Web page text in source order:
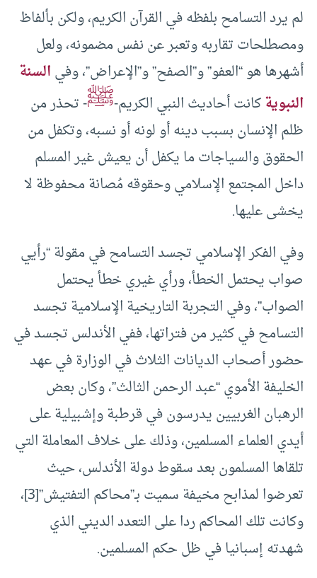
لم يرد التسامح بلفظه في القرآن الكريم، ولكن بألفاظ
ومصطلحات تقاربه وتعبر عن نفس مضمونه، ولعل
أشهرها هو “العفو” و”الصفح” و”الإعراض”، وفيالسنة
النبويةكانت أحاديث النبي الكريم-ﷺ- تحذر من
ظلم الإنسان بسبب دينه أو لونه أو نسبه، وتكفل من
الحقوق والسياجات ما يكفل أن يعيش غير المسلم
داخل المجتمع الإسلامي وحقوقه مُصانة محفوظة لا
يخشى عليها.
وفي الفكر الإسلامي تجسد التسامح في مقولة “رأيي
صواب يحتمل الخطأ، ورأي غيري خطأ يحتمل
الصواب”، وفي التجربة التاريخية الإسلامية تجسد
التسامح في كثير من فتراتها، ففي الأندلس تجسد في
حضور أصحاب الديانات الثلاث في الوزارة في عهد
الخليفة الأموي “عبد الرحمن الثالث”، وكان بعض
الرهبان الغربيين يدرسون في قرطبة وإشبيلية على
أيدي العلماء المسلمين، وذلك على خلاف المعاملة التي
تلقاها المسلمون بعد سقوط دولة الأندلس، حيث
تعرضوا لمذابح مخيفة سميت بـ”محاكم التفتيش”[3] ،
وكانت تلك المحاكم ردا على التعدد الديني الذي
شهدته إسبانيا في ظل حكم المسلمين.